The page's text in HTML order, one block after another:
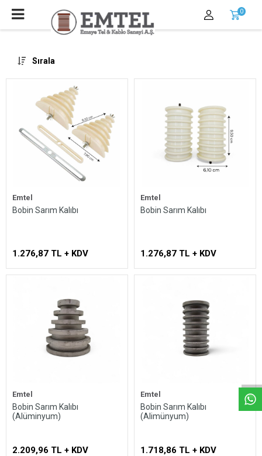
0
Sırala
Emtel
Bobin Sarım Kalıbı
1.276,87 TL + KDV
Emtel
Bobin Sarım Kalıbı
1.276,87 TL + KDV
Emtel
Bobin Sarım Kalıbı
(Alüminyum)
2.209,96 TL + KDV
Emtel
Bobin Sarım Kalıbı
(Alimünyum)
1.718,86 TL + KDV